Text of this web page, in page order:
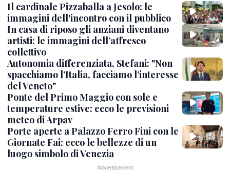
Il cardinale Pizzaballa a Jesolo: le
immagini dell'incontro con il pubblico
In casa di riposo gli anziani diventano
artisti: le immagini dell’affresco
collettivo
Autonomia differenziata, Stefani: "Non
spacchiamo l’Italia, facciamo l’interesse
del Veneto"
Ponte del Primo Maggio con sole e
temperature estive: ecco le previsioni
meteo di Arpav
Porte aperte a Palazzo Ferro Fini con le
Giornate Fai: ecco le bellezze di un
luogo simbolo di Venezia